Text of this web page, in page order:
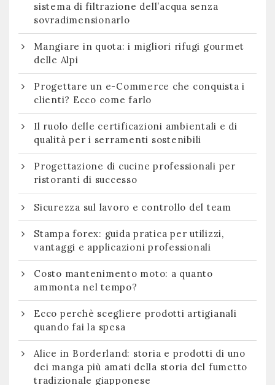
sistema di filtrazione dell’acqua senza
sovradimensionarlo
Mangiare in quota: i migliori rifugi gourmet
delle Alpi
Progettare un e-Commerce che conquista i
clienti? Ecco come farlo
Il ruolo delle certificazioni ambientali e di
qualità per i serramenti sostenibili
Progettazione di cucine professionali per
ristoranti di successo
Sicurezza sul lavoro e controllo del team
Stampa forex: guida pratica per utilizzi,
vantaggi e applicazioni professionali
Costo mantenimento moto: a quanto
ammonta nel tempo?
Ecco perchè scegliere prodotti artigianali
quando fai la spesa
Alice in Borderland: storia e prodotti di uno
dei manga più amati della storia del fumetto
tradizionale giapponese